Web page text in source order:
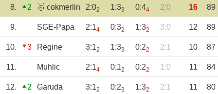
8. 2 🥇 cokmerlin 2:02 1:33 0:44 2:0 16 89
9. SGE-Papa 2:14 0:32 1:32 3:0 12 89
10. 3 Regine 3:12 1:33 0:22 2:1 10 87
11. Muhlic 2:14 0:12 0:22 1:0 11 84
12. 2 Garuda 3:12 0:23 1:32 2:1 11 80